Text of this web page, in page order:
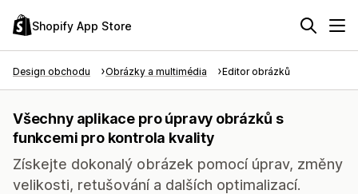
Shopify App Store
Design obchodu Obrázky a multimédia Editor obrázků
Všechny aplikace pro úpravy obrázků s
funkcemi pro kontrola kvality
Získejte dokonalý obrázek pomocí úprav, změny
velikosti, retušování a dalších optimalizací.